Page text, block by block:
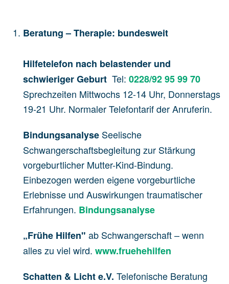
Beratung – Therapie: bundesweit
Hilfetelefon nach belastender und
schwieriger Geburt Tel: 0228/92 95 99 70
Sprechzeiten Mittwochs 12-14 Uhr, Donnerstags
19-21 Uhr. Normaler Telefontarif der Anruferin.
Bindungsanalyse Seelische
Schwangerschaftsbegleitung zur Stärkung
vorgeburtlicher Mutter-Kind-Bindung.
Einbezogen werden eigene vorgeburtliche
Erlebnisse und Auswirkungen traumatischer
Erfahrungen. Bindungsanalyse
„Frühe Hilfen" ab Schwangerschaft – wenn
alles zu viel wird. www.fruehehilfen
Schatten & Licht e.V. Telefonische Beratung